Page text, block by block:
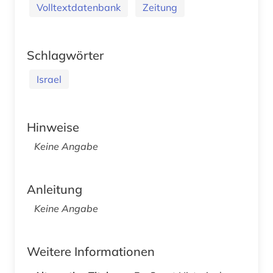
Volltextdatenbank Zeitung
Schlagwörter
Israel
Hinweise
Keine Angabe
Anleitung
Keine Angabe
Weitere Informationen